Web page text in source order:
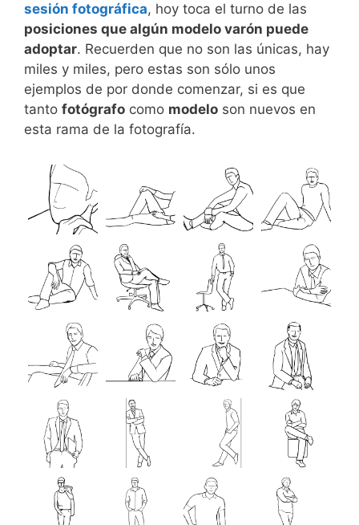
sesión fotográfica, hoy toca el turno de las
posiciones que algún modelo varón puede
adoptar. Recuerden que no son las únicas, hay
miles y miles, pero estas son sólo unos
ejemplos de por donde comenzar, si es que
tanto fotógrafo como modelo son nuevos en
esta rama de la fotografía.